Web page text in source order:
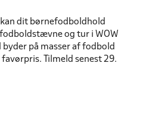
kan dit børnefodboldhold
og tur i WOW
byder på masser af fodbold
Tilmeld senest 29.